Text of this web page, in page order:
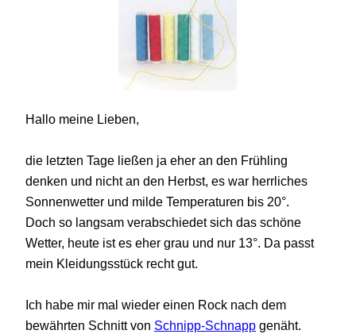
Hallo meine Lieben,
die letzten Tage ließen ja eher an den Frühling
denken und nicht an den Herbst, es war herrliches
Sonnenwetter und milde Temperaturen bis 20°.
Doch so langsam verabschiedet sich das schöne
Wetter, heute ist es eher grau und nur 13°. Da passt
mein Kleidungsstück recht gut.
Ich habe mir mal wieder einen Rock nach dem
bewährten Schnitt von Schnipp-Schnapp genäht.